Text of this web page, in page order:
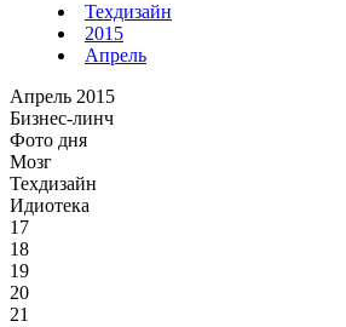
Техдизайн
2015
Апрель
Апрель 2015
Бизнес-линч
Фото дня
Мозг
Техдизайн
Идиотека
17
18
19
20
21